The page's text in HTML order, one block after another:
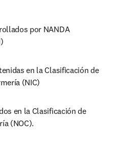
por NANDA
en la Clasificación de
(NIC)
en la Clasificación de
(NOC).